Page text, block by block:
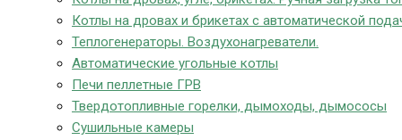
Котлы на дровах и брикетах с автоматической
Теплогенераторы. Воздухонагреватели.
Автоматические угольные котлы
Печи пеллетные ГРВ
Твердотопливные горелки, дымоходы, дымососы
Сушильные камеры